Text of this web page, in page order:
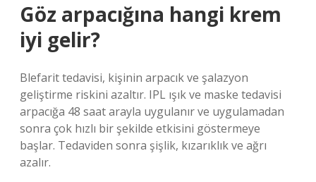
Göz arpacığına hangi krem
iyi gelir?
Blefarit tedavisi, kişinin arpacık ve şalazyon
geliştirme riskini azaltır. IPL ışık ve maske tedavisi
arpacığa 48 saat arayla uygulanır ve uygulamadan
sonra çok hızlı bir şekilde etkisini göstermeye
başlar. Tedaviden sonra şişlik, kızarıklık ve ağrı
azalır.